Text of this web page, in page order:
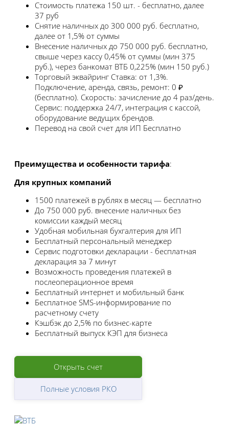
Стоимость платежа 150 шт. - бесплатно, далее
37 руб
Снятие наличных до 300 000 руб. бесплатно,
далее от 1,5% от суммы
Внесение наличных до 750 000 руб. бесплатно,
свыше через кассу 0,45% от суммы (мин 375
руб.), через банкомат ВТБ 0,225% (мин 150 руб.)
Торговый эквайринг Ставка: от 1,3%.
Подключение, аренда, связь, ремонт: 0 ₽
(бесплатно). Скорость: зачисление до 4 раз/день.
Сервис: поддержка 24/7, интеграция с кассой,
оборудование ведущих брендов.
Перевод на свой счет для ИП Бесплатно
Преимущества и особенности тарифа:
Для крупных компаний
1500 платежей в рублях в месяц — бесплатно
До 750 000 руб. внесение наличных без
комиссии каждый месяц
Удобная мобильная бухгалтерия для ИП
Бесплатный персональный менеджер
Сервис подготовки декларации - бесплатная
декларация за 7 минут
Возможность проведения платежей в
послеоперационное время
Бесплатный интернет и мобильный банк
Бесплатное SMS-информирование по
расчетному счету
Кэшбэк до 2,5% по бизнес-карте
Бесплатный выпуск КЭП для бизнеса
Открыть счет
Полные условия РКО